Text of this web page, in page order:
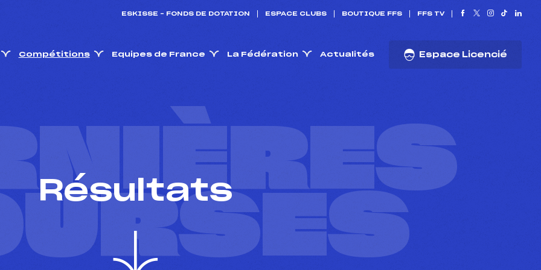
ESKISSE – FONDS DE DOTATION ESPACE CLUBS BOUTIQUE FFS FFS TV
Compétitions Equipes de France La Fédération Actualités Espace Licencié
Résultats